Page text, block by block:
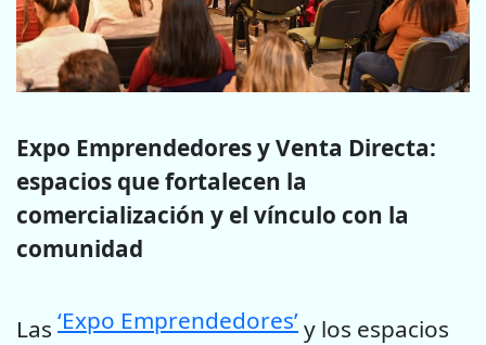
Expo Emprendedores y Venta Directa:
espacios que fortalecen la
comercialización y el vínculo con la
comunidad
Las ‘Expo Emprendedores’y los espacios